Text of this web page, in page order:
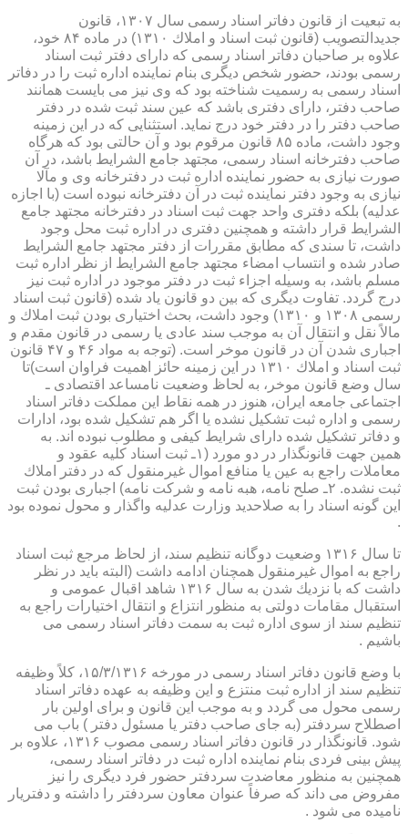
به تبعیت از قانون دفاتر اسناد رسمی سال ۱۳۰۷، قانون
جدیدالتصویب (قانون ثبت اسناد و املاك ۱۳۱۰) در ماده ۸۴ خود،
علاوه بر صاحبان دفاتر اسناد رسمی كه دارای دفتر ثبت اسناد
رسمی بودند، حضور شخص دیگری بنام نماینده اداره ثبت را در دفاتر
اسناد رسمی به رسمیت شناخته بود كه وی نیز می بایست همانند
صاحب دفتر، دارای دفتری باشد كه عین سند ثبت شده در دفتر
صاحب دفتر را در دفتر خود درج نماید. استثنایی كه در این زمینه
وجود داشت، ماده ۸۵ قانون مرقوم بود و آن حالتی بود كه هرگاه
صاحب دفترخانه اسناد رسمی، مجتهد جامع الشرایط باشد، در آن
صورت نیازی به حضور نماینده اداره ثبت در دفترخانه وی و مآلا
نیازی به وجود دفتر نماینده ثبت در آن دفترخانه نبوده است (با اجازه
عدلیه) بلكه دفتری واحد جهت ثبت اسناد در دفترخانه مجتهد جامع
الشرایط قرار داشته و همچنین دفتری در اداره ثبت محل وجود
داشت، تا سندی كه مطابق مقررات از دفتر مجتهد جامع الشرایط
صادر شده و انتساب امضاء مجتهد جامع الشرایط از نظر اداره ثبت
مسلم باشد، به وسیله اجزاء ثبت در دفتر موجود در اداره ثبت نیز
درج گردد. تفاوت دیگری كه بین دو قانون یاد شده (قانون ثبت اسناد
رسمی ۱۳۰۸ و ۱۳۱۰) وجود داشت، بحث اختیاری بودن ثبت املاك و
مالاً نقل و انتقال آن به موجب سند عادی یا رسمی در قانون مقدم و
اجباری شدن آن در قانون موخر است. (توجه به مواد ۴۶ و ۴۷ قانون
ثبت اسناد و املاك ۱۳۱۰ در این زمینه حائز اهمیت فراوان است)تا
سال وضع قانون موخر، به لحاظ وضعیت نامساعد اقتصادی ـ
اجتماعی جامعه ایران، هنوز در همه نقاط این مملكت دفاتر اسناد
رسمی و اداره ثبت تشكیل نشده یا اگر هم تشكیل شده بود، ادارات
و دفاتر تشكیل شده دارای شرایط كیفی و مطلوب نبوده اند. به
همین جهت قانونگذار در دو مورد (۱ـ ثبت اسناد كلیه عقود و
معاملات راجع به عین یا منافع اموال غیرمنقول كه در دفتر املاك
ثبت نشده. ۲ـ صلح نامه، هبه نامه و شركت نامه) اجباری بودن ثبت
این گونه اسناد را به صلاحدید وزارت عدلیه واگذار و محول نموده بود
.
تا سال ۱۳۱۶ وضعیت دوگانه تنظیم سند، از لحاظ مرجع ثبت اسناد
راجع به اموال غیرمنقول همچنان ادامه داشت (البته باید در نظر
داشت كه با نزدیك شدن به سال ۱۳۱۶ شاهد اقبال عمومی و
استقبال مقامات دولتی به منظور انتزاع و انتقال اختیارات راجع به
تنظیم سند از سوی اداره ثبت به سمت دفاتر اسناد رسمی می
باشیم .
با وضع قانون دفاتر اسناد رسمی در مورخه ۱۵/۳/۱۳۱۶، كلاً وظیفه
تنظیم سند از اداره ثبت منتزع و این وظیفه به عهده دفاتر اسناد
رسمی محول می گردد و به موجب این قانون و برای اولین بار
اصطلاح سردفتر (به جای صاحب دفتر یا مسئول دفتر ) باب می
شود. قانونگذار در قانون دفاتر اسناد رسمی مصوب ۱۳۱۶، علاوه بر
پیش بینی فردی بنام نماینده اداره ثبت در دفاتر اسناد رسمی،
همچنین به منظور معاضدت سردفتر حضور فرد دیگری را نیز
مفروض می داند كه صرفاً عنوان معاون سردفتر را داشته و دفتریار
نامیده می شود .